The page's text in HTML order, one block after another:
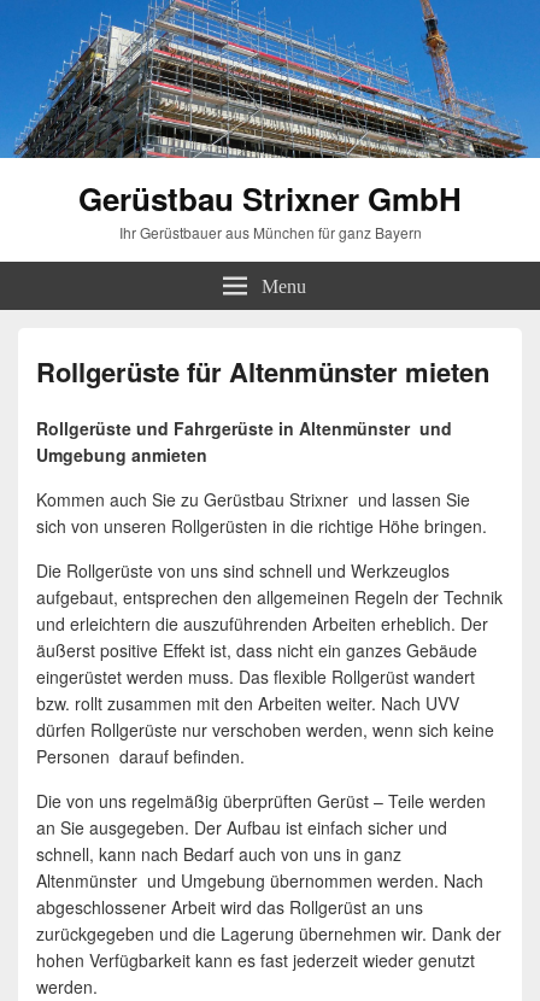
Gerüstbau Strixner GmbH
Ihr Gerüstbauer aus München für ganz Bayern
Menu
Rollgerüste für Altenmünster mieten
Rollgerüste und Fahrgerüste in Altenmünster und
Umgebung anmieten
Kommen auch Sie zu Gerüstbau Strixner und lassen Sie
sich von unseren Rollgerüsten in die richtige Höhe bringen.
Die Rollgerüste von uns sind schnell und Werkzeuglos
aufgebaut, entsprechen den allgemeinen Regeln der Technik
und erleichtern die auszuführenden Arbeiten erheblich. Der
äußerst positive Effekt ist, dass nicht ein ganzes Gebäude
eingerüstet werden muss. Das flexible Rollgerüst wandert
bzw. rollt zusammen mit den Arbeiten weiter. Nach UVV
dürfen Rollgerüste nur verschoben werden, wenn sich keine
Personen darauf befinden.
Die von uns regelmäßig überprüften Gerüst – Teile werden
an Sie ausgegeben. Der Aufbau ist einfach sicher und
schnell, kann nach Bedarf auch von uns in ganz
Altenmünster und Umgebung übernommen werden. Nach
abgeschlossener Arbeit wird das Rollgerüst an uns
zurückgegeben und die Lagerung übernehmen wir. Dank der
hohen Verfügbarkeit kann es fast jederzeit wieder genutzt
werden.